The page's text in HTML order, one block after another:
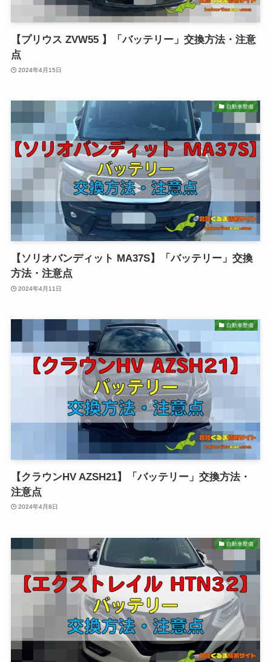
【プリウス ZVW55 】「バッテリー」交換方法・注意
点
2024年4月15日
自動車整備
【ソリオバンディット MA37S】「バッテリー」交換
方法・注意点
2024年4月11日
自動車整備
【クラウンHV AZSH21】「バッテリー」交換方法・
注意点
2024年4月8日
自動車整備